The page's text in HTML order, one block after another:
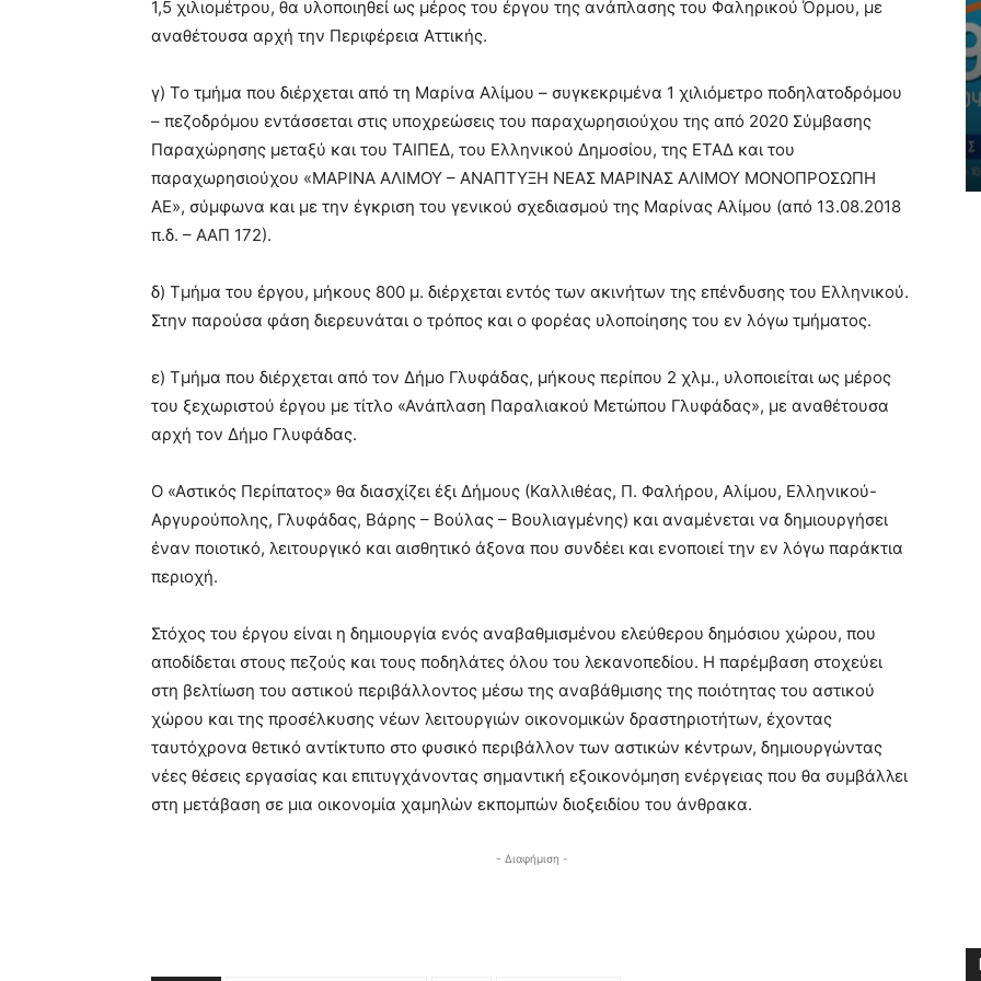
1,5 χιλιομέτρου, θα υλοποιηθεί ως μέρος του έργου της ανάπλασης του Φαληρικού Όρμου, με
αναθέτουσα αρχή την Περιφέρεια Αττικής.
γ) Το τμήμα που διέρχεται από τη Μαρίνα Αλίμου – συγκεκριμένα 1 χιλιόμετρο ποδηλατοδρόμου
– πεζοδρόμου εντάσσεται στις υποχρεώσεις του παραχωρησιούχου της από 2020 Σύμβασης
Παραχώρησης μεταξύ και του ΤΑΙΠΕΔ, του Ελληνικού Δημοσίου, της ΕΤΑΔ και του
παραχωρησιούχου «ΜΑΡΙΝΑ ΑΛΙΜΟΥ – ΑΝΑΠΤΥΞΗ ΝΕΑΣ ΜΑΡΙΝΑΣ ΑΛΙΜΟΥ ΜΟΝΟΠΡΟΣΩΠΗ
ΑΕ», σύμφωνα και με την έγκριση του γενικού σχεδιασμού της Μαρίνας Αλίμου (από 13.08.2018
π.δ. – ΑΑΠ 172).
δ) Τμήμα του έργου, μήκους 800 μ. διέρχεται εντός των ακινήτων της επένδυσης του Ελληνικού.
Στην παρούσα φάση διερευνάται ο τρόπος και ο φορέας υλοποίησης του εν λόγω τμήματος.
ε) Τμήμα που διέρχεται από τον Δήμο Γλυφάδας, μήκους περίπου 2 χλμ., υλοποιείται ως μέρος
του ξεχωριστού έργου με τίτλο «Ανάπλαση Παραλιακού Μετώπου Γλυφάδας», με αναθέτουσα
αρχή τον Δήμο Γλυφάδας.
Ο «Αστικός Περίπατος» θα διασχίζει έξι Δήμους (Καλλιθέας, Π. Φαλήρου, Αλίμου, Ελληνικού-
Αργυρούπολης, Γλυφάδας, Βάρης – Βούλας – Βουλιαγμένης) και αναμένεται να δημιουργήσει
έναν ποιοτικό, λειτουργικό και αισθητικό άξονα που συνδέει και ενοποιεί την εν λόγω παράκτια
περιοχή.
Στόχος του έργου είναι η δημιουργία ενός αναβαθμισμένου ελεύθερου δημόσιου χώρου, που
αποδίδεται στους πεζούς και τους ποδηλάτες όλου του λεκανοπεδίου. Η παρέμβαση στοχεύει
στη βελτίωση του αστικού περιβάλλοντος μέσω της αναβάθμισης της ποιότητας του αστικού
χώρου και της προσέλκυσης νέων λειτουργιών οικονομικών δραστηριοτήτων, έχοντας
ταυτόχρονα θετικό αντίκτυπο στο φυσικό περιβάλλον των αστικών κέντρων, δημιουργώντας
νέες θέσεις εργασίας και επιτυγχάνοντας σημαντική εξοικονόμηση ενέργειας που θα συμβάλλει
στη μετάβαση σε μια οικονομία χαμηλών εκπομπών διοξειδίου του άνθρακα.
- Διαφήμιση -
by CityMobile: Η νέα
είναι πλέον
Συντακτική Ομάδα A.V. -
NEWS
Έκθεση Ζωγραφική: Αφιέρωμα
Μαρίας Χριστούλη με τίτλο:
ΣΚΙΡΤΗΜΑΤΑ ΨΥΧΗΣ
AtticaCoast, Συντακτική Ομάδα A.V. -
26 Μαρτίου, 2024
αφετηρία το πιο όμορφο σημείο
του Πειραιά!
AtticaCoast, Συντακτική Ομάδα A.V.
26 Μαρτίου, 2024